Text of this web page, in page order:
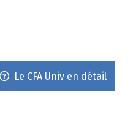
Le CFA Univ en détail